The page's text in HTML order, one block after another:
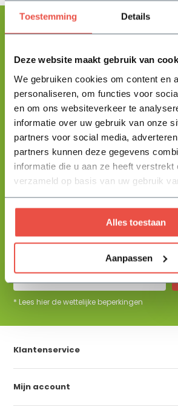
Toestemming Details
Deze website maakt gebruik van
We gebruiken cookies om content en
personaliseren, om functies voor
en om ons websiteverkeer te
informatie over uw gebruik van onze
partners voor social media,
partners kunnen deze gegevens
informatie die u aan ze heeft verstrekt
verzameld op basis van uw gebruik
Alles toestaan
Aanpassen
Floris helpt je
met zoeken!
Stuur mij een berichtje en ik help je jouw
en vertel je alles wat je moet weten.
Help mij kiezen
+31 344 23 44
De beste
ontvangen?
* Lees hier de wettelijke beperkingen
Klantenservice
Mijn account